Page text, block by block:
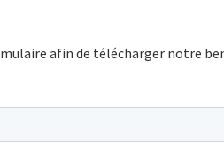
afin de télécharger notre